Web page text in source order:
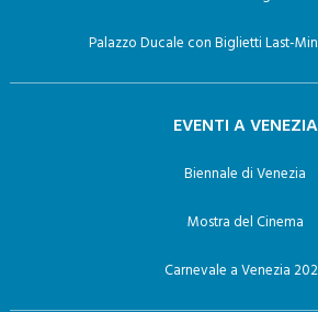
Palazzo Ducale con Biglietti Last-
EVENTI A VENEZIA
Biennale di Venezia
Mostra del Cinema
Carnevale a Venezia